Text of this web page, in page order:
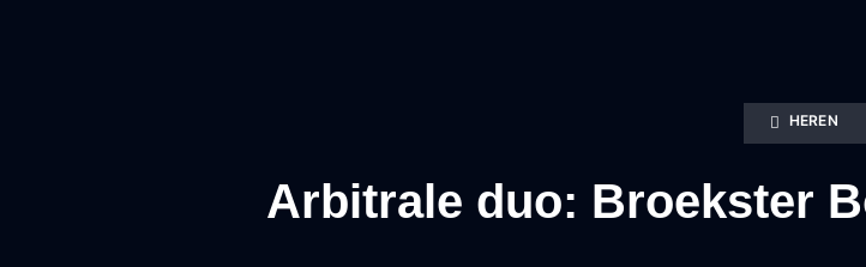
HEREN
Arbitrale duo: Broekster